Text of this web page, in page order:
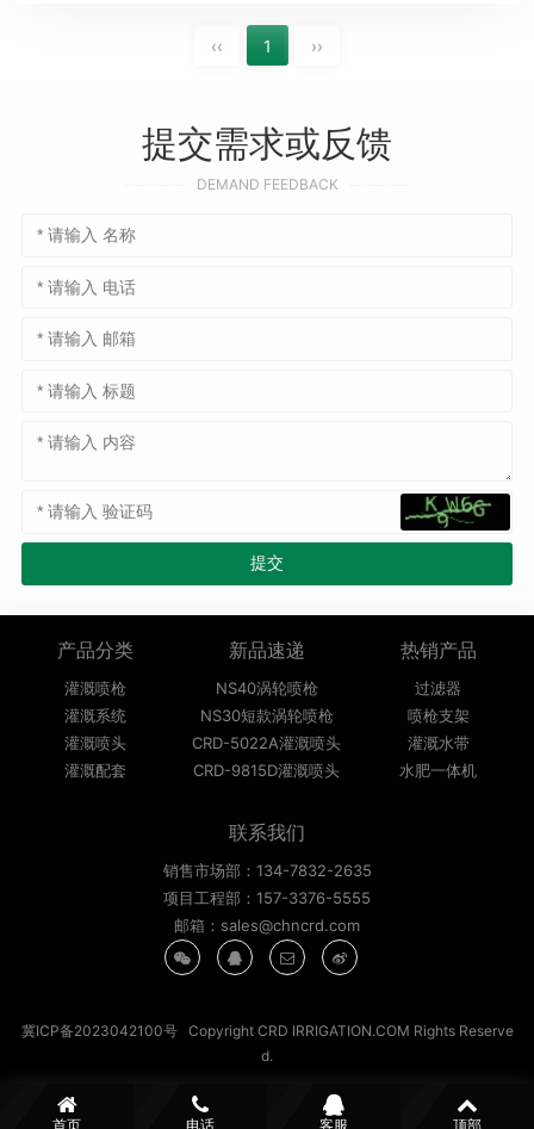
‹‹ 1 ››
提交需求或反馈
DEMAND FEEDBACK
产品分类
灌溉喷枪
灌溉系统
灌溉喷头
灌溉配套
新品速递
NS40涡轮喷枪
NS30短款涡轮喷枪
CRD-5022A灌溉喷头
CRD-9815D灌溉喷头
热销产品
过滤器
喷枪支架
灌溉水带
水肥一体机
联系我们
销售市场部：134-7832-2635
项目工程部：157-3376-5555
邮箱：sales@chncrd.com
冀ICP备2023042100号Copyright CRD IRRIGATION.COM Rights Reserve
d.
首页 电话 客服 顶部